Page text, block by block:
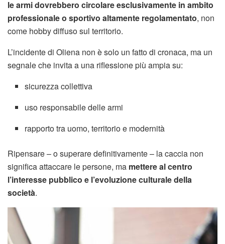
le armi dovrebbero circolare esclusivamente in ambito
professionale o sportivo altamente regolamentato, non
come hobby diffuso sul territorio.
L’incidente di Oliena non è solo un fatto di cronaca, ma un
segnale che invita a una riflessione più ampia su:
sicurezza collettiva
uso responsabile delle armi
rapporto tra uomo, territorio e modernità
Ripensare – o superare definitivamente – la caccia non
significa attaccare le persone, ma mettere al centro
l’interesse pubblico e l’evoluzione culturale della
società.